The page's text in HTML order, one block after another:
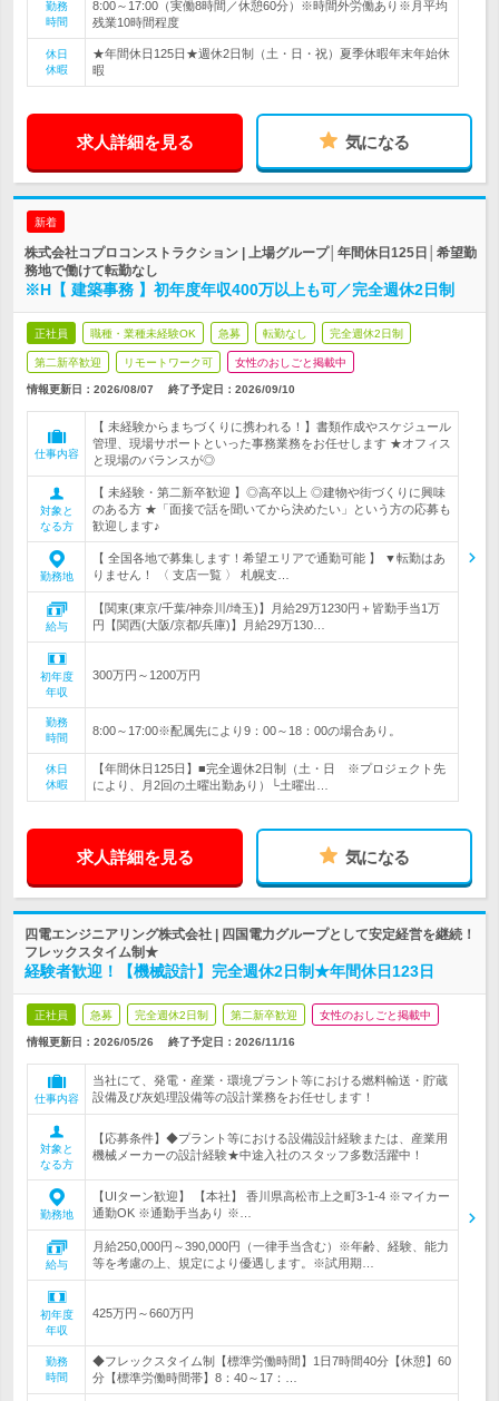
勤務
時間
8:00～17:00（実働8時間／休憩60分）※時間外労働あり※月平均
残業10時間程度
休日
休暇
★年間休日125日★週休2日制（土・日・祝）夏季休暇年末年始休
暇
求人詳細を見る 気になる
新着
株式会社コプロコンストラクション | 上場グループ│年間休日125日│希望勤
務地で働けて転勤なし
※H【 建築事務 】初年度年収400万以上も可／完全週休2日制
正社員 職種・業種未経験OK 急募 転勤なし 完全週休2日制
第二新卒歓迎 リモートワーク可 女性のおしごと掲載中
情報更新日：2026/08/07 終了予定日： 2026/09/10
仕事内容
【 未経験からまちづくりに携われる！】書類作成やスケジュール
管理、現場サポートといった事務業務をお任せします ★オフィス
と現場のバランスが◎
対象と
なる方
【 未経験・第二新卒歓迎 】◎高卒以上 ◎建物や街づくりに興味
のある方 ★「面接で話を聞いてから決めたい」という方の応募も
歓迎します♪
勤務地
【 全国各地で募集します！希望エリアで通勤可能 】 ▼転勤はあ
りません！ 〈 支店一覧 〉 札幌支…
給与
【関東(東京/千葉/神奈川/埼玉)】月給29万1230円＋皆勤手当1万
円【関西(大阪/京都/兵庫)】月給29万130…
初年度
年収
300万円～1200万円
勤務
時間
8:00～17:00※配属先により9：00～18：00の場合あり。
休日
休暇
【年間休日125日】■完全週休2日制（土・日 ※プロジェクト先
により、月2回の土曜出勤あり）└土曜出…
求人詳細を見る 気になる
四電エンジニアリング株式会社 | 四国電力グループとして安定経営を継続！
フレックスタイム制★
経験者歓迎！【機械設計】完全週休2日制★年間休日123日
正社員 急募 完全週休2日制 第二新卒歓迎 女性のおしごと掲載中
情報更新日：2026/05/26 終了予定日： 2026/11/16
仕事内容
当社にて、発電・産業・環境プラント等における燃料輸送・貯蔵
設備及び灰処理設備等の設計業務をお任せします！
対象と
なる方
【応募条件】◆プラント等における設備設計経験または、産業用
機械メーカーの設計経験★中途入社のスタッフ多数活躍中！
勤務地
【UIターン歓迎】 【本社】 香川県高松市上之町3-1-4 ※マイカー
通勤OK ※通勤手当あり ※…
給与
月給250,000円～390,000円（一律手当含む）※年齢、経験、能力
等を考慮の上、規定により優遇します。※試用期…
初年度
年収
425万円～660万円
勤務
時間
◆フレックスタイム制【標準労働時間】1日7時間40分【休憩】60
分【標準労働時間帯】8：40～17：…